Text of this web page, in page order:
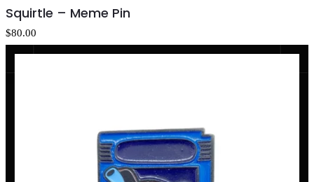
carrito
Squirtle – Meme Pin
$80.00